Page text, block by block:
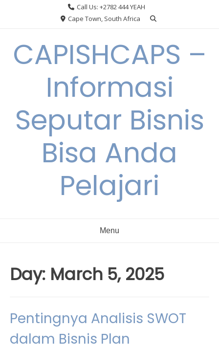
Call Us: +2782 444 YEAH
Cape Town, South Africa
CAPISHCAPS –
Informasi
Seputar Bisnis
Bisa Anda
Pelajari
Menu
Day: March 5, 2025
Pentingnya Analisis SWOT
dalam Bisnis Plan